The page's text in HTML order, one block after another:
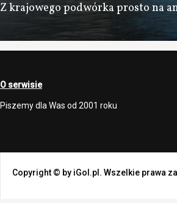
Z krajowego podwórka prosto na
O serwisie
Piszemy dla Was od 2001 roku
Copyright © by iGol.pl. Wszelkie prawa